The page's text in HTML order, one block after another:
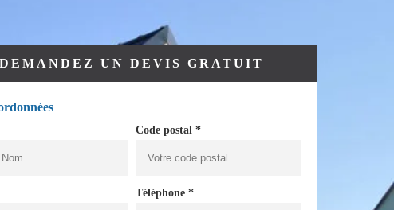
DEMANDEZ UN DEVIS GRATUIT
Code postal *
Téléphone *